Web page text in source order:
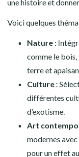
une histoire et
Voici quelques
Nature :
comme le
terre et
Culture :
différentes
d’exotisme.
Art
modernes
pour un effet